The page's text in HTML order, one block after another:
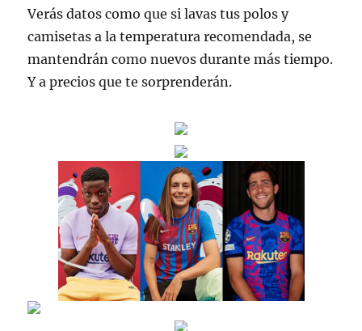
Verás datos como que si lavas tus polos y
camisetas a la temperatura recomendada, se
mantendrán como nuevos durante más tiempo.
Y a precios que te sorprenderán.